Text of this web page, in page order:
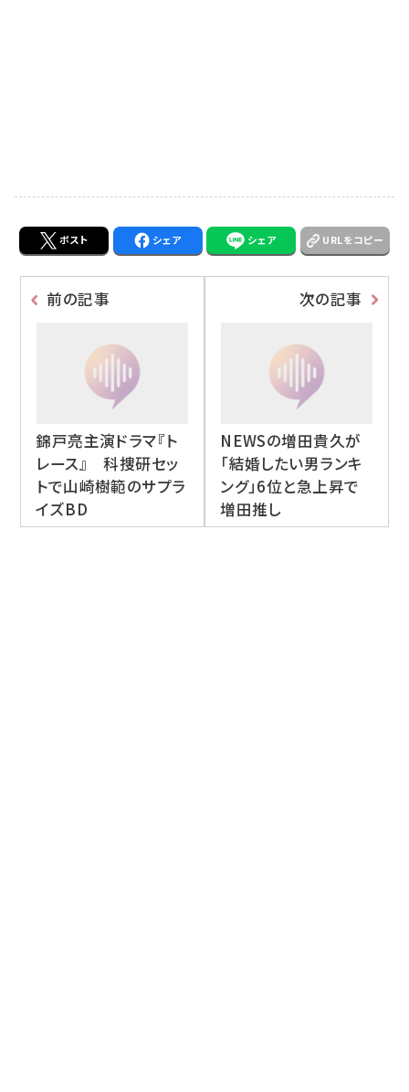
ポスト シェア シェア URLをコピー
前の記事
錦戸亮主演ドラマ『ト
レース』 科捜研セッ
トで山崎樹範のサプラ
イズBD
次の記事
NEWSの増田貴久が
「結婚したい男ランキ
ング」6位と急上昇で
増田推し